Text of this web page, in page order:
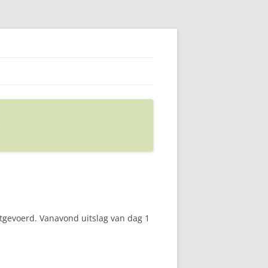
Vanavond uitslag van dag 1